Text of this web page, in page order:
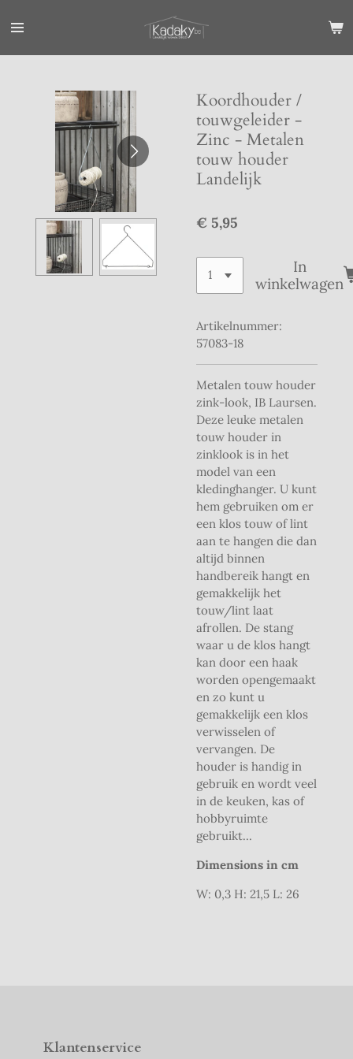
direct
Koordhouder /
touwgeleider -
Zinc - Metalen
touw houder
Landelijk
€ 5,95
In
winkelwagen
Artikelnummer:
57083-18
Metalen touw houder
zink-look, IB Laursen.
Deze leuke metalen
touw houder in
zinklook is in het
model van een
kledinghanger. U kunt
hem gebruiken om er
een klos touw of lint
aan te hangen die dan
altijd binnen
handbereik hangt en
gemakkelijk het
touw/lint laat
afrollen. De stang
waar u de klos hangt
kan door een haak
worden opengemaakt
en zo kunt u
gemakkelijk een klos
verwisselen of
vervangen. De
houder is handig in
gebruik en wordt veel
in de keuken, kas of
hobbyruimte
gebruikt...
Dimensions in cm
W: 0,3 H: 21,5 L: 26
Klantenservice